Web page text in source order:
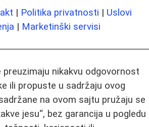
| Politika privatnosti | Uslovi
| Marketinški servisi
preuzimaju nikakvu odgovornost
ili propuste u sadržaju ovog
na ovom sajtu pružaju se
jesu“, bez garancija u pogledu